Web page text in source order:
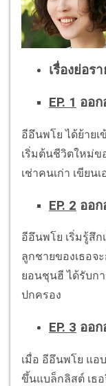
เรื่องย่อร
EP. 1 ออ
อีอึนพโย ได้ย้ายเ
เริ่มต้นชีวิตใหม่ข
เช่าคนเก่า เขียน
EP. 2 ออ
อีอึนพโย เริ่มรู้สึก
ลูกชายของเธอจ
ยอนชุนฮี ได้รับก
ปกครอง
EP. 3 ออ
เมื่อ อีอึนพโย แอ
ขึ้นแบล็กลิสต์ เธ